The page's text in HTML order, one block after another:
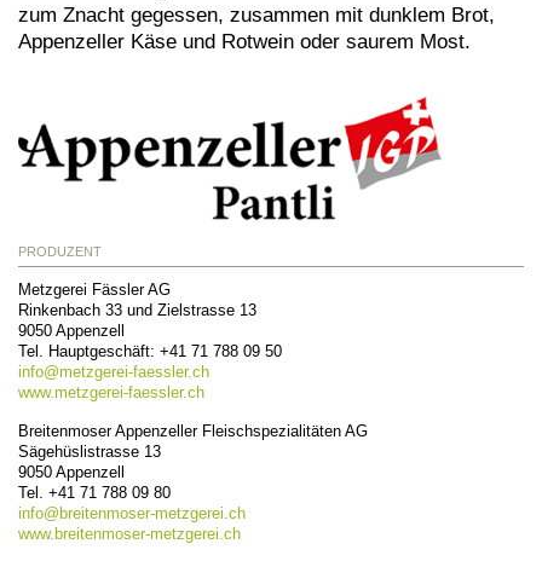
zum Znacht gegessen, zusammen mit dunklem Brot,
Appenzeller Käse und Rotwein oder saurem Most.
PRODUZENT
Metzgerei Fässler AG
Rinkenbach 33 und Zielstrasse 13
9050 Appenzell
Tel. Hauptgeschäft: +41 71 788 09 50
info@metzgerei-faessler.ch
www.metzgerei-faessler.ch
Breitenmoser Appenzeller Fleischspezialitäten AG
Sägehüslistrasse 13
9050 Appenzell
Tel. +41 71 788 09 80
info@breitenmoser-metzgerei.ch
www.breitenmoser-metzgerei.ch